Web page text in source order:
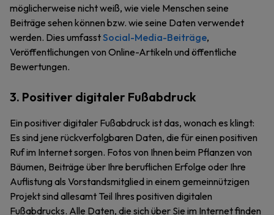
möglicherweise nicht weiß, wie viele Menschen seine
Beiträge sehen können bzw. wie seine Daten verwendet
werden. Dies umfasstSocial-Media-Beiträge,
Veröffentlichungen von Online-Artikeln und öffentliche
Bewertungen.
3. Positiver digitaler Fußabdruck
Ein positiver digitaler Fußabdruck ist das, wonach es klingt:
Es sind jene rückverfolgbaren Daten, die für einen positiven
Ruf im Internet sorgen. Fotos von Ihnen beim Pflanzen von
Bäumen, Beiträge über Ihre beruflichen Erfolge oder Ihre
Auflistung als Vorstandsmitglied in einem gemeinnützigen
Projekt sind allesamt Teil Ihres positiven digitalen
Fußabdrucks. Alle Daten, die sich über Sie im Internet finden